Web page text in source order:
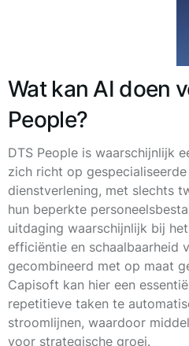
Wat kan AI doen
People?
DTS People is waarschijnlijk
zich richt op
dienstverlening, met slechts
hun beperkte
uitdaging waarschijnlijk bij
efficiëntie en schaalbaarheid
gecombineerd met op maat
Capisoft kan hier een
repetitieve taken te
stroomlijnen, waardoor
voor strategische groei.